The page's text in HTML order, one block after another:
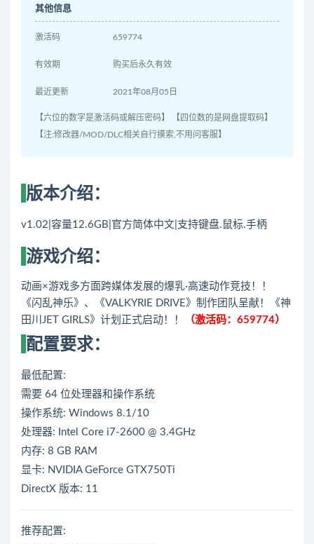
其他信息
激活码 659774
有效期 购买后永久有效
最近更新 2021年08月05日
【六位的数字是激活码或解压密码】 【四位数的是网盘提取码】
【注:修改器/MOD/DLC相关自行摸索,不用问客服】
版本介绍：
v1.02|容量12.6GB|官方简体中文|支持键盘.鼠标.手柄
游戏介绍：
动画×游戏多方面跨媒体发展的爆乳·高速动作竞技！！
《闪乱神乐》、《VALKYRIE DRIVE》制作团队呈献！《神
田川JET GIRLS》计划正式启动！！
（激活码：659774）
配置要求：
最低配置:
需要 64 位处理器和操作系统
操作系统: Windows 8.1/10
处理器: Intel Core i7-2600 @ 3.4GHz
内存: 8 GB RAM
显卡: NVIDIA GeForce GTX750Ti
DirectX 版本: 11
推荐配置: